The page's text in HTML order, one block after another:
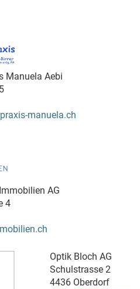
Manuela Aebi
manuela.ch
AG
4
Optik Bloch AG
Schulstrasse 2
4436 Oberdorf